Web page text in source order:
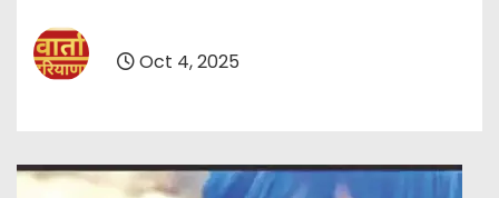
Oct 4, 2025